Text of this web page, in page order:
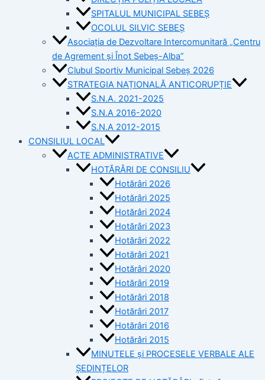
SPITALUL MUNICIPAL SEBEȘ
OCOLUL SILVIC SEBEȘ
Asociația de Dezvoltare Intercomunitară „Centru
de Agrement și Înot Sebeș-Alba”
Clubul Sportiv Municipal Sebeș 2026
STRATEGIA NAȚIONALĂ ANTICORUPȚIE
S.N.A. 2021-2025
S.N.A 2016-2020
S.N.A 2012-2015
CONSILIUL LOCAL
ACTE ADMINISTRATIVE
HOTĂRÂRI DE CONSILIU
Hotărâri 2026
Hotărâri 2025
Hotărâri 2024
Hotărâri 2023
Hotărâri 2022
Hotărâri 2021
Hotărâri 2020
Hotărâri 2019
Hotărâri 2018
Hotărâri 2017
Hotărâri 2016
Hotărâri 2015
MINUTELE și PROCESELE VERBALE ALE
ȘEDINȚELOR